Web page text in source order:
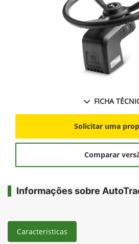
FICHA
Solicitar uma
Comparar
Informações sobre
Caracteristicas